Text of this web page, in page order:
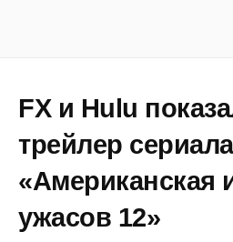
FX и Hulu
трейлер сериала
«Американская
ужасов 12»